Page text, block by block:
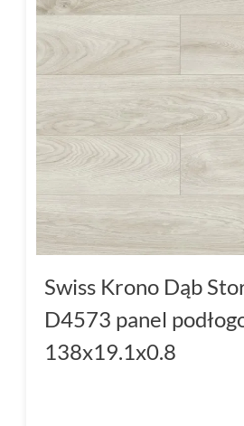
Swiss Krono Dąb
D4573 panel
138x19.1x0.8